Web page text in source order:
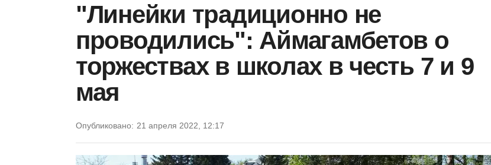
"Линейки традиционно не
проводились": Аймагамбетов о
торжествах в школах в честь 7 и 9
мая
Опубликовано: 21 апреля 2022, 12:17